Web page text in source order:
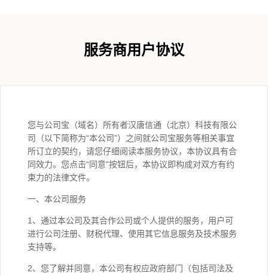
服务商用户协议
您与公司宝（域名）所有者汉唐信通（北京）科技有限公
司（以下简称为“本公司”）之间就公司宝服务等相关事宜
所订立的契约，请您仔细阅读本服务协议，本协议具有合
同效力。您点击“同意”按钮后，本协议即构成对双方有约
束力的法律文件。
一、本公司服务
1、通过本公司及其合作公司或个人提供的服务，用户可
进行公司注册、财税代理、使用其它信息服务及技术服务
支持等。
2、您了解并同意，本公司有权应政府部门（包括司法及